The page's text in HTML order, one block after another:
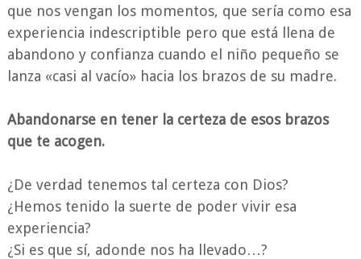
que nos vengan los momentos, que sería como esa
experiencia indescriptible pero que está llena de
abandono y confianza cuando el niño pequeño se
lanza «casi al vacío» hacia los brazos de su madre.
Abandonarse en tener la certeza de esos brazos
que te acogen.
¿De verdad tenemos tal certeza con Dios?
¿Hemos tenido la suerte de poder vivir esa
experiencia?
¿Si es que sí, adonde nos ha llevado…?